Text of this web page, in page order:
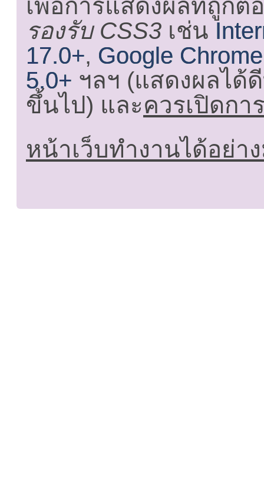
เพื่อการแสดงผลที่ถูกต้
รองรับ CSS3 เช่น
17.0+, Google
5.0+ ฯลฯ (แสดงผลได้
ขึ้นไป) และควรเปิดกา
หน้าเว็บทำงานได้อย่า